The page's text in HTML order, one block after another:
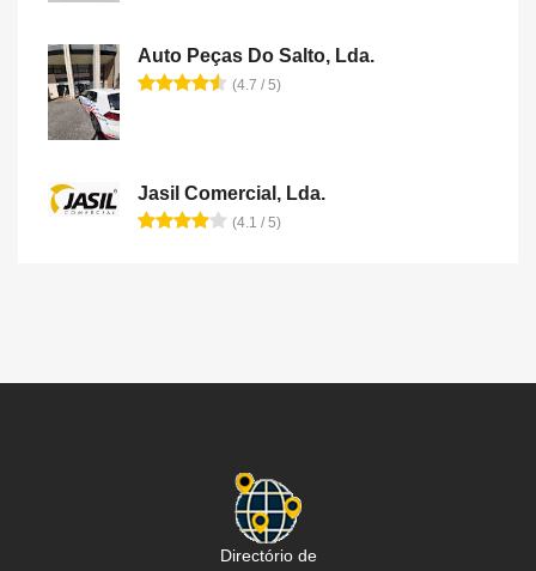
Auto Peças Do Salto, Lda.
(4.7 / 5)
Jasil Comercial, Lda.
(4.1 / 5)
Directório de